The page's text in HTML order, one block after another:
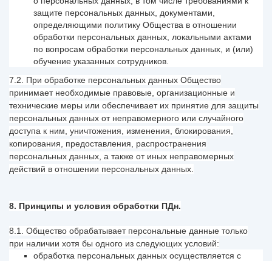
защите персональных данных, документами,
определяющими политику Общества в отношении
обработки персональных данных, локальными актами
по вопросам обработки персональных данных, и (или)
обучение указанных сотрудников.
7.2. При обработке персональных данных Общество
принимает необходимые правовые, организационные и
технические меры или обеспечивает их принятие для защиты
персональных данных от неправомерного или случайного
доступа к ним, уничтожения, изменения, блокирования,
копирования, предоставления, распространения
персональных данных, а также от иных неправомерных
действий в отношении персональных данных.
8. Принципы и условия обработки ПДн.
8.1. Общество обрабатывает персональные данные только
при наличии хотя бы одного из следующих условий:
обработка персональных данных осуществляется с